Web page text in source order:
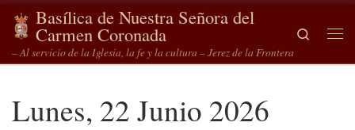
Saltar al contenido
Basílica de Nuestra Señora del
Carmen Coronada
– Al servicio de la Iglesia, la fe y la cultura – Jerez de la Frontera
Search
Lunes, 22 Junio 2026